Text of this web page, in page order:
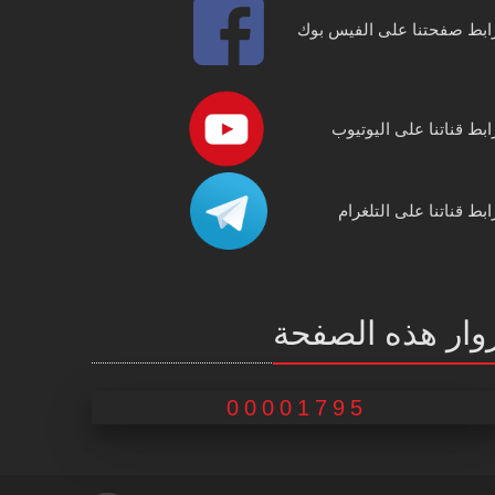
صفحتنا على الفيس بوك
قناتنا على اليوتيوب
قناتنا على التلغرام
هذه الصفحة
00001795